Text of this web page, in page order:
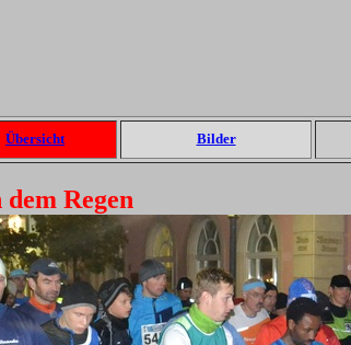
Übersicht Bilder
Regen